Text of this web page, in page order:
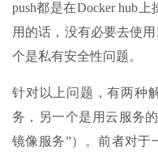
push都是在Docker hub
用的话，没有必要去使
个是私有安全性问题。
针对以上问题，有两种
务，另一个是用云服务
镜像服务”）。前者对于